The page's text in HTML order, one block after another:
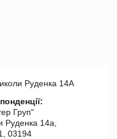
Руденка 14А
Груп"
Руденка 14а,
03194